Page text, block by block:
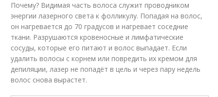
Почему? Видимая часть волоса служит проводником
энергии лазерного света к фолликулу. Попадая на волос,
он нагревается до 70 градусов и нагревает соседние
ткани. Разрушаются кровеносные и лимфатические
сосуды, которые его питают и волос выпадает. Если
удалить волосы с корнем или повредить их кремом для
депиляции, лазер не попадёт в цель и через пару недель
волос снова вырастет.